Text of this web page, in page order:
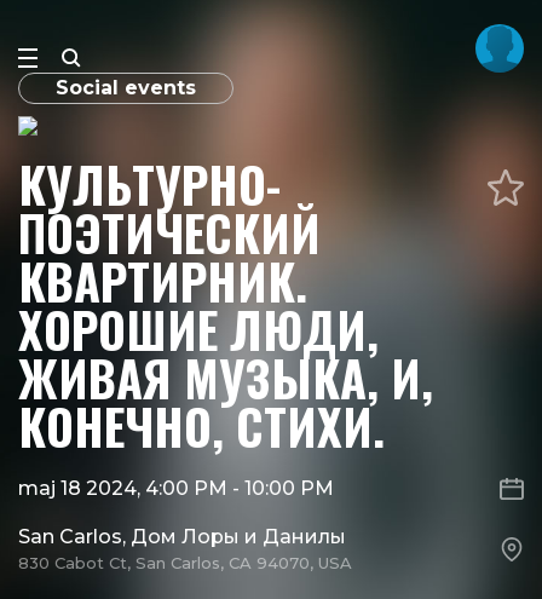
Social events
КУЛЬТУРНО-
ПОЭТИЧЕСКИЙ
КВАРТИРНИК.
ХОРОШИЕ ЛЮДИ,
ЖИВАЯ МУЗЫКА, И,
КОНЕЧНО, СТИХИ.
maj 18 2024, 4:00 PM - 10:00 PM
San Carlos, Дом Лоры и Данилы
830 Cabot Ct, San Carlos, CA 94070, USA